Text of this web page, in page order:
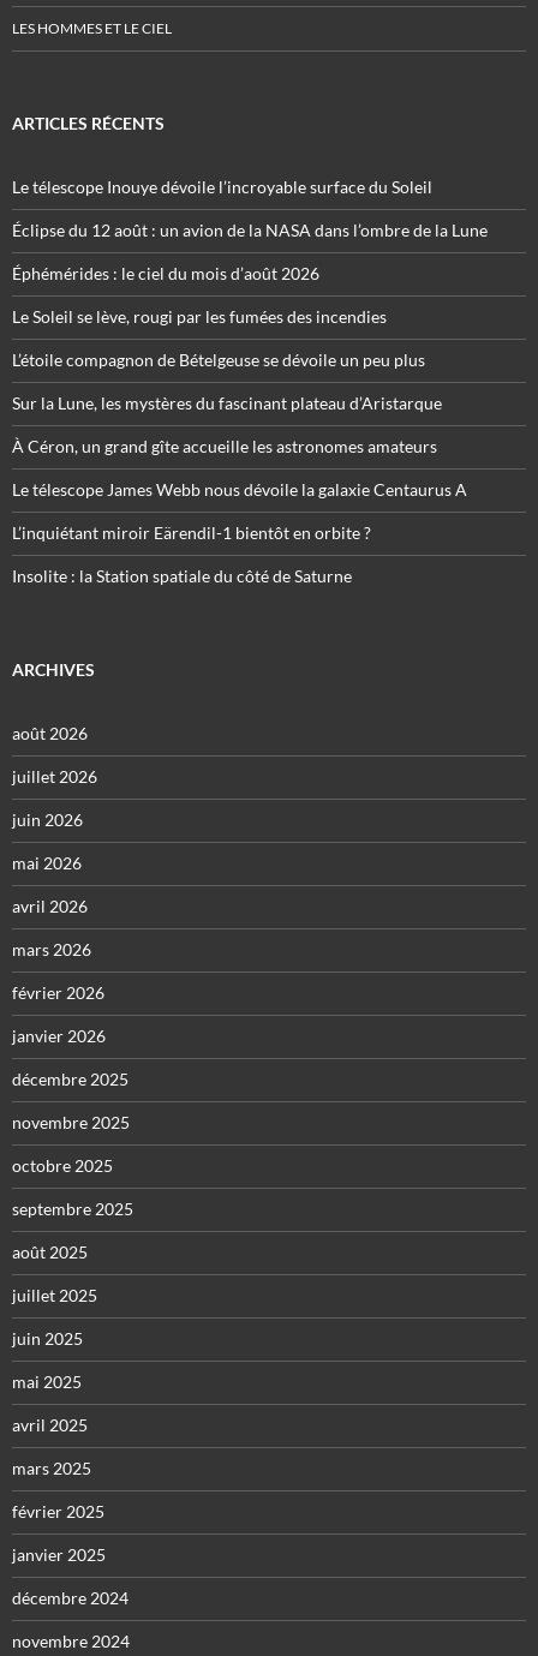
LES HOMMES ET LE CIEL
ARTICLES RÉCENTS
Le télescope Inouye dévoile l’incroyable surface du Soleil
Éclipse du 12 août : un avion de la NASA dans l’ombre de la Lune
Éphémérides : le ciel du mois d’août 2026
Le Soleil se lève, rougi par les fumées des incendies
L’étoile compagnon de Bételgeuse se dévoile un peu plus
Sur la Lune, les mystères du fascinant plateau d’Aristarque
À Céron, un grand gîte accueille les astronomes amateurs
Le télescope James Webb nous dévoile la galaxie Centaurus A
L’inquiétant miroir Eärendil-1 bientôt en orbite ?
Insolite : la Station spatiale du côté de Saturne
ARCHIVES
août 2026
juillet 2026
juin 2026
mai 2026
avril 2026
mars 2026
février 2026
janvier 2026
décembre 2025
novembre 2025
octobre 2025
septembre 2025
août 2025
juillet 2025
juin 2025
mai 2025
avril 2025
mars 2025
février 2025
janvier 2025
décembre 2024
novembre 2024